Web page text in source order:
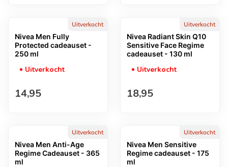
Uitverkocht
Nivea Men Fully
Protected cadeauset -
250 ml
Uitverkocht
Normale prijs
14,95
Uitverkocht
Nivea Radiant Skin Q10
Sensitive Face Regime
cadeauset - 130 ml
Uitverkocht
Normale prijs
18,95
Uitverkocht
Nivea Men Anti-Age
Regime Cadeauset - 365
ml
Uitverkocht
Nivea Men Sensitive
Regime cadeauset - 175
ml